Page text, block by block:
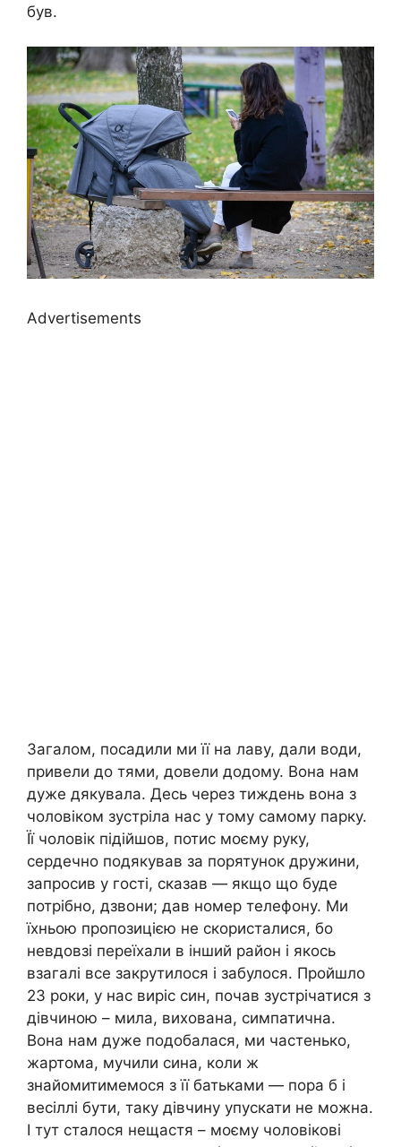
був.
Advertisements
Загалом, посадили ми її на лаву, дали води,
привели до тями, довели додому. Вона нам
дуже дякувала. Десь через тиждень вона з
чоловіком зустріла нас у тому самому парку.
Її чоловік підійшов, потис моєму руку,
сердечно подякував за порятунок дружини,
запросив у гості, сказав — якщо що буде
потрібно, дзвони; дав номер телефону. Ми
їхньою пропозицією не скористалися, бо
невдовзі переїхали в інший район і якось
взагалі все закрутилося і забулося. Пройшло
23 роки, у нас виріс син, почав зустрічатися з
дівчиною – мила, вихована, симпатична.
Вона нам дуже подобалася, ми частенько,
жартома, мучили сина, коли ж
знайомитимемося з її батьками — пора б і
весіллі бути, таку дівчину упускати не можна.
І тут сталося нещacтя – моєму чоловікові